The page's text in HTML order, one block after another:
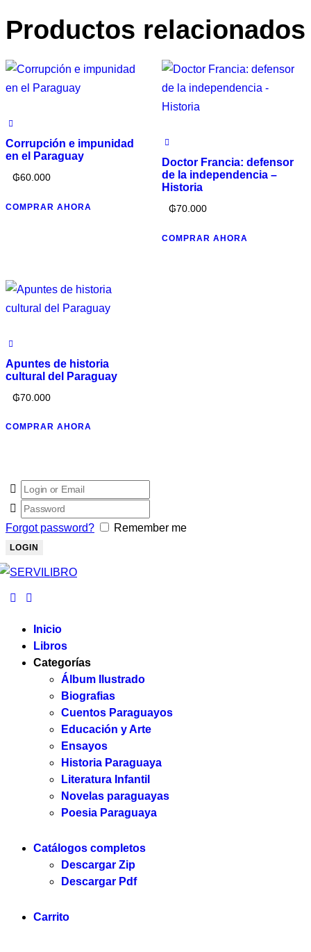
Productos relacionados
Corrupción e impunidad
en el Paraguay
₲60.000
COMPRAR AHORA
Doctor Francia: defensor
de la independencia –
Historia
₲70.000
COMPRAR AHORA
Apuntes de historia
cultural del Paraguay
₲70.000
COMPRAR AHORA
Forgot password? Remember me
Inicio
Libros
Categorías
Álbum Ilustrado
Biografias
Cuentos Paraguayos
Educación y Arte
Ensayos
Historia Paraguaya
Literatura Infantil
Novelas paraguayas
Poesia Paraguaya
Catálogos completos
Descargar Zip
Descargar Pdf
Carrito